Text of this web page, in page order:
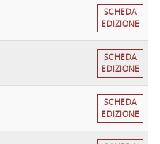
SCHEDA
EDIZIONE
SCHEDA
EDIZIONE
SCHEDA
EDIZIONE